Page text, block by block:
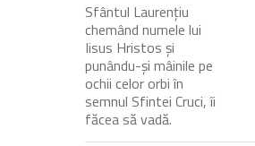
Sfântul Laurențiu
chemând numele lui
Iisus Hristos și
punându-și mâinile pe
ochii celor orbi în
semnul Sfintei Cruci, îi
făcea să vadă.